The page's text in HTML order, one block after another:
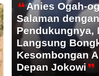
Anies Ogah-
Salaman dengan
Pendukungnya,
Langsung
Kesombongan
Depan Jokowi